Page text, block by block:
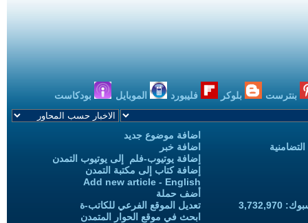
بنترست بلوكر فليبورد الموبايل بودكاست
اضافة موضوع جديد
اضافة خبر
إضافة يوتيوب-فلم إلى يوتيوب التمدن
إضافة كتاب إلى مكتبة التمدن
Add new article - English
أضف حملة
تعديل الموقع الفرعي للكاتب-ة
ابحث في موقع الحوار المتمدن